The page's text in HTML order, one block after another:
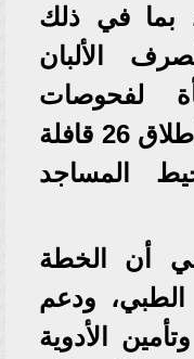
بما في ذلك
لصرف الألبان
منشأة لفحوصات
المقبلين على الزواج، وإطلاق 26 قافلة
المساجد
أن الخطة
ودعم
الأدوية